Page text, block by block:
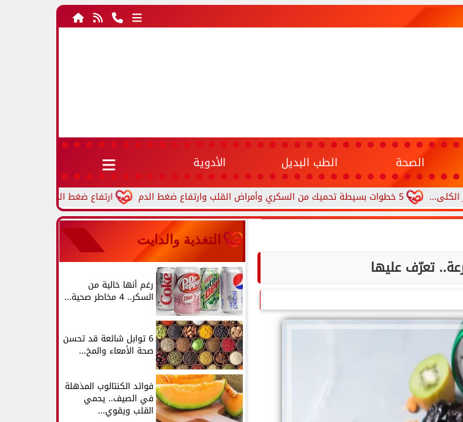
الصحة الطب البديل الأدوية
ارتفاع ضغط الدم أثناء النوم.. أسباب 5 خطوات بسيطة تحميك من السكري وأمراض القلب وارتفاع ضغط الدم
التغذية والدايت
رغم أنها خالية من
السكر.. 4 مخاطر صحية...
6 توابل شائعة قد تحسن
صحة الأمعاء والمخ...
فوائد الكنتالوب المذهلة
في الصيف.. يحمي
القلب ويقوي...